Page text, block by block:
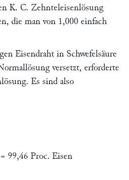
K. C. Zehnteleisenlösung
die man von 1,000 einfach
Eisendraht in Schwefelsäure
versetzt, erforderte
Es sind also
99,46 Proc. Eisen